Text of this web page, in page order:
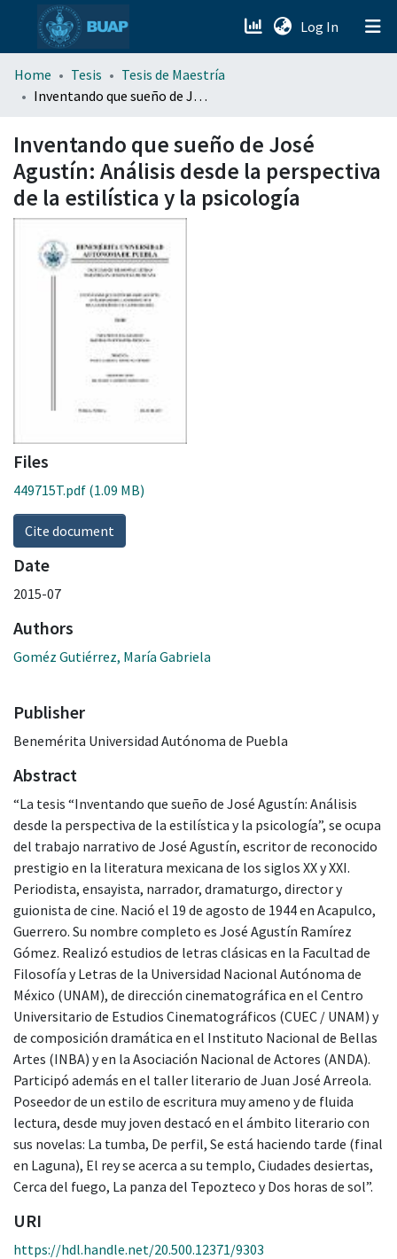
Log In (current)
menu.section.about_menu
Home Tesis
Tesis de Maestría
Inventando que sueño de José Agustín: Análisis desde la perspectiva de la estilística y la psicología
Inventando que sueño de José
Agustín: Análisis desde la perspectiva
de la estilística y la psicología
Files
449715T.pdf (1.09 MB)
Cite document
Date
2015-07
Authors
Goméz Gutiérrez, María Gabriela
Publisher
Benemérita Universidad Autónoma de Puebla
Abstract
“La tesis “Inventando que sueño de José Agustín: Análisis
desde la perspectiva de la estilística y la psicología”, se ocupa
del trabajo narrativo de José Agustín, escritor de reconocido
prestigio en la literatura mexicana de los siglos XX y XXI.
Periodista, ensayista, narrador, dramaturgo, director y
guionista de cine. Nació el 19 de agosto de 1944 en Acapulco,
Guerrero. Su nombre completo es José Agustín Ramírez
Gómez. Realizó estudios de letras clásicas en la Facultad de
Filosofía y Letras de la Universidad Nacional Autónoma de
México (UNAM), de dirección cinematográfica en el Centro
Universitario de Estudios Cinematográficos (CUEC / UNAM) y
de composición dramática en el Instituto Nacional de Bellas
Artes (INBA) y en la Asociación Nacional de Actores (ANDA).
Participó además en el taller literario de Juan José Arreola.
Poseedor de un estilo de escritura muy ameno y de fluida
lectura, desde muy joven destacó en el ámbito literario con
sus novelas: La tumba, De perfil, Se está haciendo tarde (final
en Laguna), El rey se acerca a su templo, Ciudades desiertas,
Cerca del fuego, La panza del Tepozteco y Dos horas de sol”.
URI
https://hdl.handle.net/20.500.12371/9303